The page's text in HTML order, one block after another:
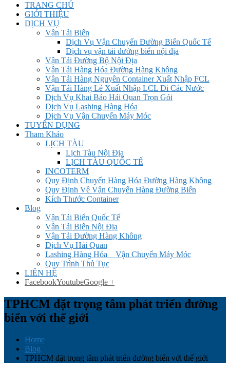
TRANG CHỦ
GIỚI THIỆU
DỊCH VỤ
Vận Tải Biển
Dịch Vụ Vận Chuyển Đường Biển Quốc Tế
Dịch vụ vận tải đường biển nội địa
Vận Tải Đường Bộ Nội Địa
Vận Tải Hàng Hóa Đường Hàng Không
Vận Tải Hàng Nguyên Container Xuất Nhập FCL
Vận Tải Hàng Lẻ Xuất Nhập LCL Đi Các Nước
Dịch Vụ Khai Báo Hải Quan Trọn Gói
Dịch Vụ Lashing Hàng Hóa
Dịch Vụ Vận Chuyển Máy Móc
TUYỂN DỤNG
Tham Khảo
LỊCH TÀU
Lịch Tàu Nội Địa
LỊCH TÀU QUỐC TẾ
INCOTERM
Quy Định Chuyển Hàng Hóa Đường Hàng Không
Quy Định Về Vận Chuyển Hàng Đường Biển
Kích Thước Container
Blog
Vận Tải Biển Quốc Tế
Vận Tải Biển Nội Địa
Vận Tải Đường Hàng Không
Dịch Vụ Hải Quan
Lashing Hàng Hóa _ Vận Chuyển Máy Móc
Quy Trình Thủ Tục
LIÊN HỆ
FacebookYoutubeGoogle +
TPHCM đặt trọng tâm phát triển đường
biển với thế giới
Home
Blog
TPHCM đặt trọng tâm phát triển đường biển với thế giới